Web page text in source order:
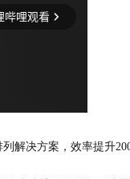
解决方案，效率提升